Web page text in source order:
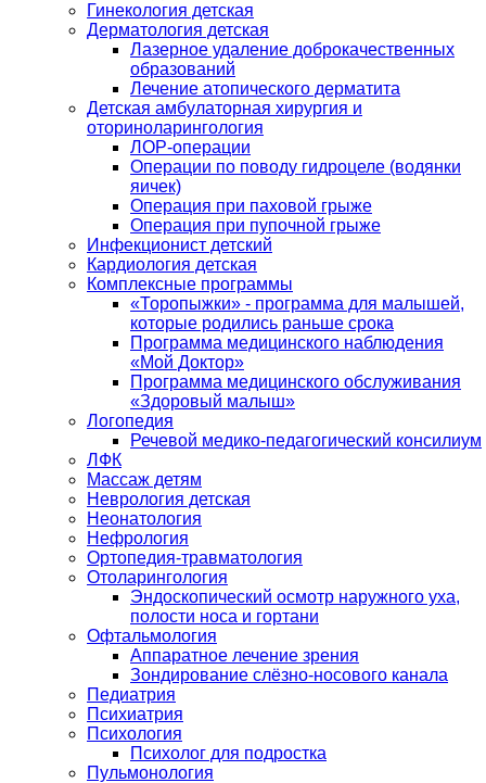
Гинекология детская
Дерматология детская
Лазерное удаление доброкачественных
образований
Лечение атопического дерматита
Детская амбулаторная хирургия и
оториноларингология
ЛОР-операции
Операции по поводу гидроцеле (водянки
яичек)
Операция при паховой грыже
Операция при пупочной грыже
Инфекционист детский
Кардиология детская
Комплексные программы
«Торопыжки» - программа для малышей,
которые родились раньше срока
Программа медицинского наблюдения
«Мой Доктор»
Программа медицинского обслуживания
«Здоровый малыш»
Логопедия
Речевой медико-педагогический консилиум
ЛФК
Массаж детям
Неврология детская
Неонатология
Нефрология
Ортопедия-травматология
Отоларингология
Эндоскопический осмотр наружного уха,
полости носа и гортани
Офтальмология
Аппаратное лечение зрения
Зондирование слёзно-носового канала
Педиатрия
Психиатрия
Психология
Психолог для подростка
Пульмонология